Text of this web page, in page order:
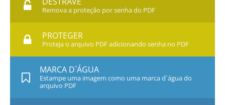
Remova a proteção por senha do PDF
PROTEGER
Proteja o arquivo PDF adicionando senha no PDF
MARCA D`ÁGUA
Estampe uma imagem como uma marca d`água do
arquivo PDF